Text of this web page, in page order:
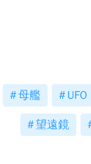
母艦 UFO
望遠鏡